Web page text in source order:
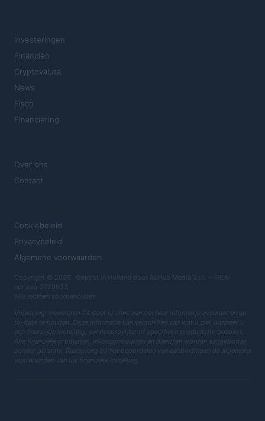
Investeringen
Financiën
Cryptovaluta
News
Fisco
Financiering
Over ons
Contact
Cookiebeleid
Privacybeleid
Algemene voorwaarden
Copyright © 2026 · Gepost in Holland door AdHub Media S.r.l. — REA-
nummer 2729933
Alle rechten voorbehouden
Vrijwaring: Investeren 24 doet er alles aan om haar informatie accuraat en up-
to-date te houden. Deze informatie kan verschillen van wat u ziet wanneer u
een financiële instelling, serviceprovider of specifieke productsite bezoekt.
Alle financiële producten, inkoopproducten en diensten worden aangeboden
zonder garantie. Raadpleeg bij het beoordelen van aanbiedingen de algemene
voorwaarden van uw financiële instelling.